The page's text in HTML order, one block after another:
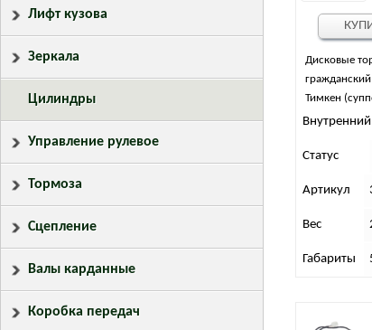
Дисковые
Тимкен
Статус
Артикул
Вес
Габариты
Лифт кузова
Зеркала
Цилиндры
Управление рулевое
Тормоза
Сцепление
Валы карданные
Коробка передач